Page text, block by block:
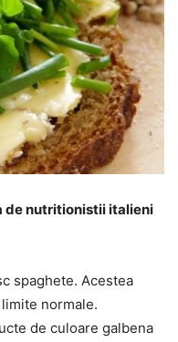
de nutritionistii italieni
spaghete. Acestea
normale.
de culoare galbena